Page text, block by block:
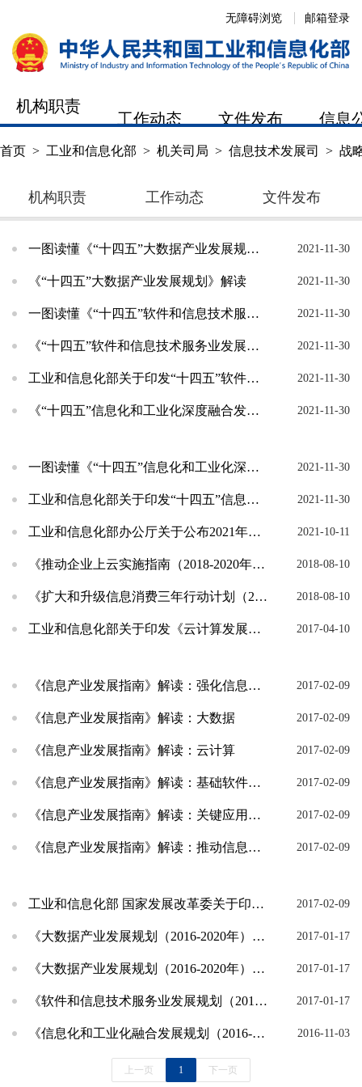
邮箱登录
无障碍浏览
机构职责
工作动态 文件发布 信息
首页 > 工业和信息化部 > 机关司局 > 信息技术发展司 > 战
机构职责 工作动态 文件发布
一图读懂《“十四五”大数据产业发展规划》 2021-11-30
《“十四五”大数据产业发展规划》解读 2021-11-30
一图读懂《“十四五”软件和信息技术服务业发展规划》 2021-11-30
《“十四五”软件和信息技术服务业发展规划》解读 2021-11-30
工业和信息化部关于印发“十四五”软件和信息技术服务业发展规划的通知 2021-11-30
《“十四五”信息化和工业化深度融合发展规划》解读 2021-11-30
一图读懂《“十四五”信息化和工业化深度融合发展规划》 2021-11-30
工业和信息化部关于印发“十四五”信息化和工业化深度融合发展规划的通知 2021-11-30
工业和信息化部办公厅关于公布2021年大数据产业发展试点示范项目名单的通知 2021-10-11
《推动企业上云实施指南（2018-2020年）》解读 2018-08-10
《扩大和升级信息消费三年行动计划（2018-2020年）》解读 2018-08-10
工业和信息化部关于印发《云计算发展三年行动计划（2017-2019年）》的通知 2017-04-10
《信息产业发展指南》解读：强化信息产业安全保障能力 2017-02-09
《信息产业发展指南》解读：大数据 2017-02-09
《信息产业发展指南》解读：云计算 2017-02-09
《信息产业发展指南》解读：基础软件和工业软件 2017-02-09
《信息产业发展指南》解读：关键应用软件和行业解决方案 2017-02-09
《信息产业发展指南》解读：推动信息技术广泛深度融合应用 2017-02-09
工业和信息化部 国家发展改革委关于印发信息产业发展指南的通知 2017-02-09
《大数据产业发展规划（2016-2020年）》解读 2017-01-17
《大数据产业发展规划（2016-2020年）》正式发布 2017-01-17
《软件和信息技术服务业发展规划（2016-2020年）》正式发布 2017-01-17
《信息化和工业化融合发展规划（2016-2020年)》解读 2016-11-03
上一页 1 下一页